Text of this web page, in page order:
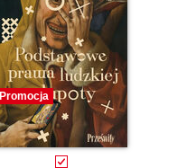
Promocja